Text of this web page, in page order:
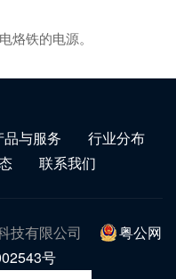
铁的电源。
品与服务
行业分布
联系我们
技有限公司
粤公网
号